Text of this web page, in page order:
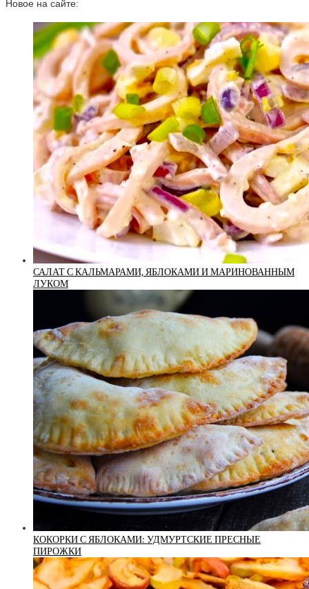
Новое на сайте:
САЛАТ С КАЛЬМАРАМИ, ЯБЛОКАМИ И МАРИНОВАННЫМ
ЛУКОМ
КОКОРКИ С ЯБЛОКАМИ: УДМУРТСКИЕ ПРЕСНЫЕ
ПИРОЖКИ